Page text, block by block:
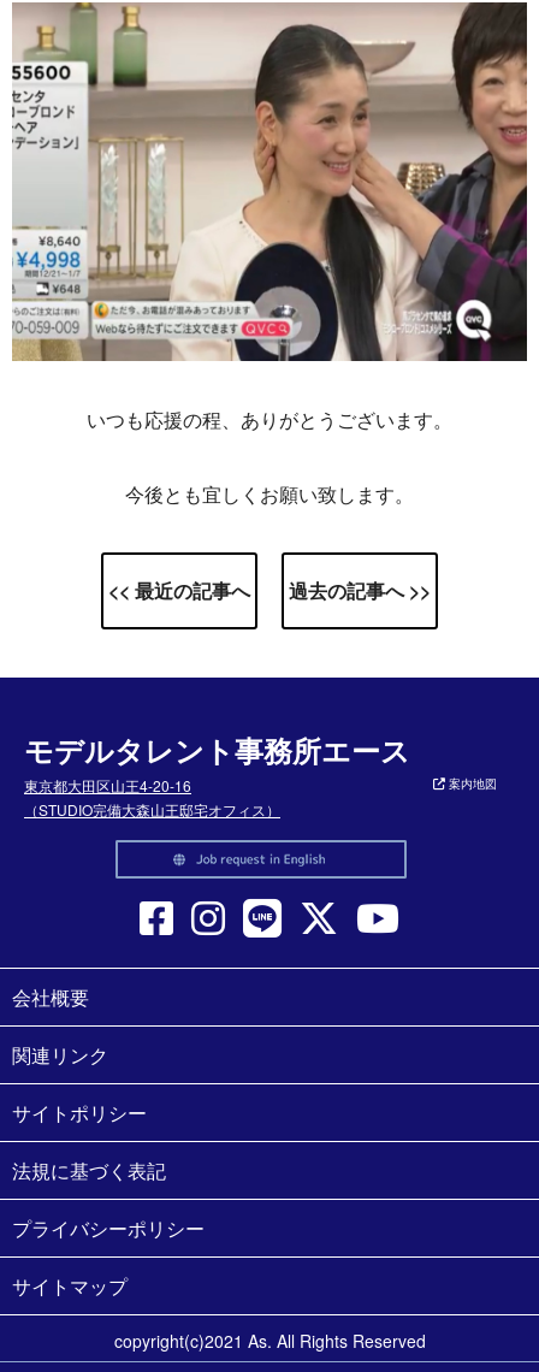
いつも応援の程、ありがとうございます。
今後とも宜しくお願い致します。
<< 最近の記事へ 過去の記事へ >>
モデルタレント事務所エース
東京都大田区山王4-20-16
（STUDIO完備大森山王邸宅オフィス）
案内地図
会社概要
関連リンク
サイトポリシー
法規に基づく表記
プライバシーポリシー
サイトマップ
copyright(c)2021 As. All Rights Reserved